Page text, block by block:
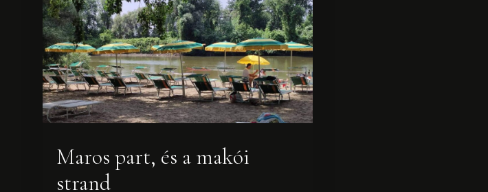
Maros part, és a makói
strand